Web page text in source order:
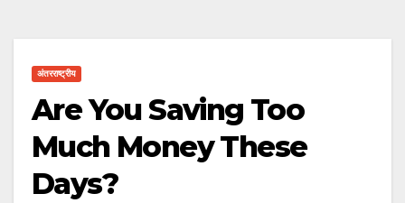
अंतरराष्ट्रीय
Are You Saving Too
Much Money These
Days?